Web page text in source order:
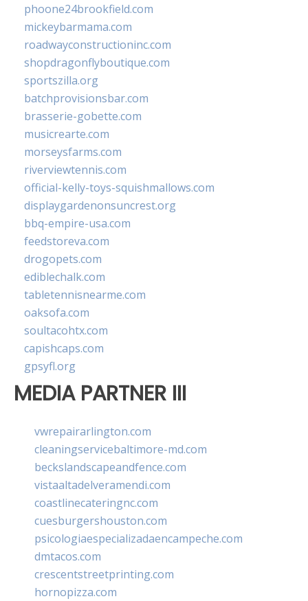
phoone24brookfield.com
mickeybarmama.com
roadwayconstructioninc.com
shopdragonflyboutique.com
sportszilla.org
batchprovisionsbar.com
brasserie-gobette.com
musicrearte.com
morseysfarms.com
riverviewtennis.com
official-kelly-toys-squishmallows.com
displaygardenonsuncrest.org
bbq-empire-usa.com
feedstoreva.com
drogopets.com
ediblechalk.com
tabletennisnearme.com
oaksofa.com
soultacohtx.com
capishcaps.com
gpsyfl.org
MEDIA PARTNER III
vwrepairarlington.com
cleaningservicebaltimore-md.com
beckslandscapeandfence.com
vistaaltadelveramendi.com
coastlinecateringnc.com
cuesburgershouston.com
psicologiaespecializadaencampeche.com
dmtacos.com
crescentstreetprinting.com
hornopizza.com